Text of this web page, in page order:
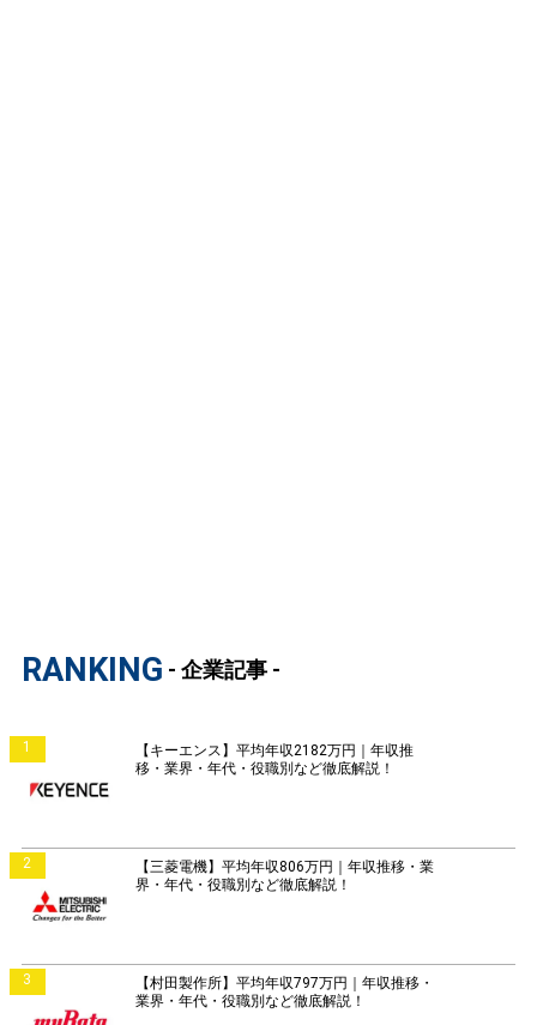
RANKING - 企業記事 -
1
【キーエンス】平均年収2182万円｜年収推
移・業界・年代・役職別など徹底解説！
2
【三菱電機】平均年収806万円｜年収推移・業
界・年代・役職別など徹底解説！
3
【村田製作所】平均年収797万円｜年収推移・
業界・年代・役職別など徹底解説！